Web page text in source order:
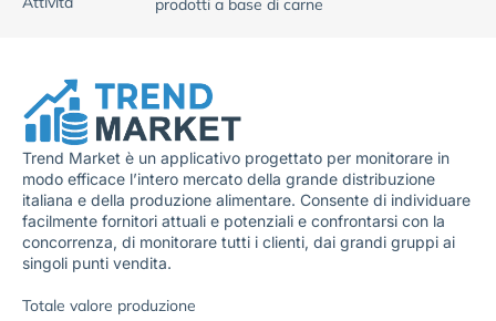
prodotti a base di carne
Trend Market è un applicativo progettato per monitorare in
modo efficace l’intero mercato della grande distribuzione
italiana e della produzione alimentare. Consente di individuare
facilmente fornitori attuali e potenziali e confrontarsi con la
concorrenza, di monitorare tutti i clienti, dai grandi gruppi ai
singoli punti vendita.
Totale valore produzione